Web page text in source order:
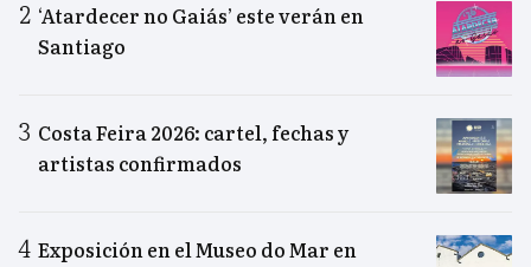
‘Atardecer no Gaiás’ este verán en
Santiago
Costa Feira 2026: cartel, fechas y
artistas confirmados
Exposición en el Museo do Mar en